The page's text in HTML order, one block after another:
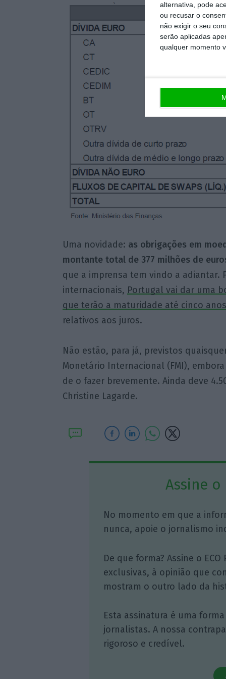
alternativa, pode
ou recusar o
não exigir o seu
serão aplicadas
qualquer momento
Uma novidade: as obrigações em
montante total de 377 milhões de
que a imprensa tem vindo a adiantar.
internacionais, Portugal vai dar uma
que terão a maturidade até cinco
relativos aos juros.
Não estão, para já, previstos
Monetário Internacional (FMI),
de o fazer brevemente. Ainda deve
Christine Lagarde.
Assine o
No momento em que a
nunca, apoie o jornalismo
De que forma? Assine o
exclusivas, à opinião que
mostram o outro lado da
Esta assinatura é uma
jornalistas. A nossa
rigoroso e credível.